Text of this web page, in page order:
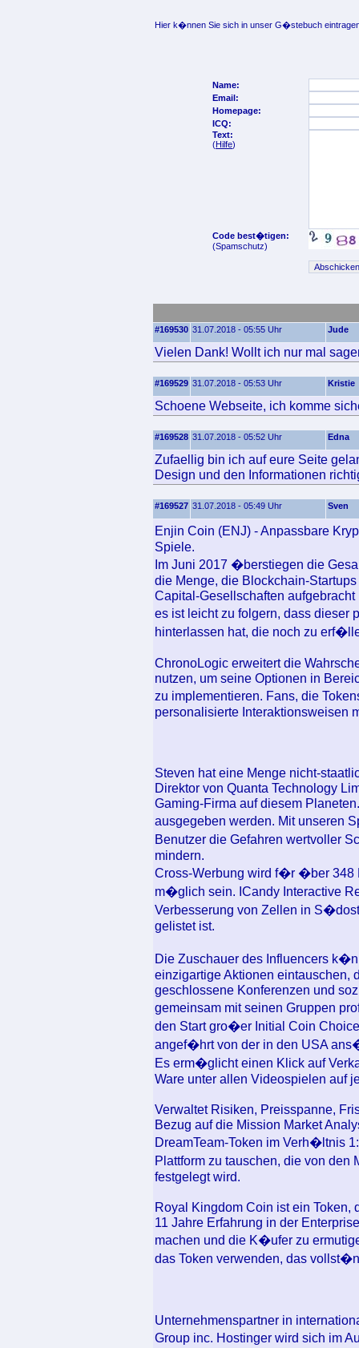
Hier k�nnen Sie sich in unser G�stebuch
Name:
Email:
Homepage:
ICQ:
Text:
(Hilfe)
Code best�tigen:
(Spamschutz)
#169530 31.07.2018 - 05:55 Uhr Jude
Vielen Dank! Wollt ich nur mal
#169529 31.07.2018 - 05:53 Uhr Kristie
Schoene Webseite, ich komme
#169528 31.07.2018 - 05:52 Uhr Edna
Zufaellig bin ich auf eure Seite
Design und den Informationen
#169527 31.07.2018 - 05:49 Uhr Sven
Enjin Coin (ENJ) - Anpassbare
Spiele.
Im Juni 2017 �berstiegen die
die Menge, die Blockchain-
Capital-Gesellschaften
es ist leicht zu folgern, dass
hinterlassen hat, die noch zu
ChronoLogic erweitert die
nutzen, um seine Optionen in
zu implementieren. Fans, die
personalisierte Interaktionsweisen
Steven hat eine Menge nicht-
Direktor von Quanta Technology
Gaming-Firma auf diesem
ausgegeben werden. Mit unseren
Benutzer die Gefahren wertvoller
mindern.
Cross-Werbung wird f�r �ber 348
m�glich sein. ICandy Interactive
Verbesserung von Zellen in
gelistet ist.
Die Zuschauer des Influencers
einzigartige Aktionen eintauschen,
geschlossene Konferenzen und
gemeinsam mit seinen Gruppen
den Start gro�er Initial Coin
angef�hrt von der in den USA
Es erm�glicht einen Klick auf
Ware unter allen Videospielen auf
Verwaltet Risiken, Preisspanne,
Bezug auf die Mission Market
DreamTeam-Token im Verh�ltnis
Plattform zu tauschen, die von
festgelegt wird.
Royal Kingdom Coin ist ein Token,
11 Jahre Erfahrung in der
machen und die K�ufer zu
das Token verwenden, das
Unternehmenspartner in
Group inc. Hostinger wird sich im